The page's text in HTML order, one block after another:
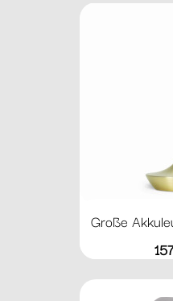
Große